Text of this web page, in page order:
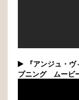
『アンジュ・
プニング ムービ